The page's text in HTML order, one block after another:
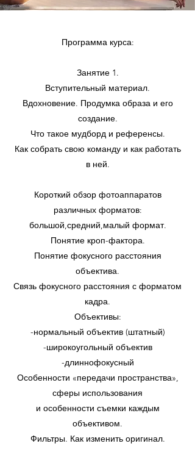
Программа курса:
Занятие 1.
Вступительный материал.
Вдохновение. Продумка образа и его
создание.
Что такое мудборд и референсы.
Как собрать свою команду и как работать
в ней.
Короткий обзор фотоаппаратов
различных форматов:
большой,средний,малый формат.
Понятие кроп-фактора.
Понятие фокусного расстояния
объектива.
Связь фокусного расстояния с форматом
кадра.
Объективы:
-нормальный объектив (штатный)
-широкоугольный объектив
-длиннофокусный
Особенности «передачи пространства»,
сферы использования
и особенности съемки каждым
объективом.
Фильтры. Как изменить оригинал.